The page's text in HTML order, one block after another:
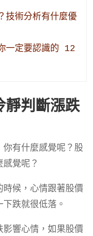
技術分析有什麼優
一定要認識的 12
靜判斷漲跌
有什麼感覺呢？股
覺呢？
候，心情跟著股價
跌就很低落。
響心情，如果股價